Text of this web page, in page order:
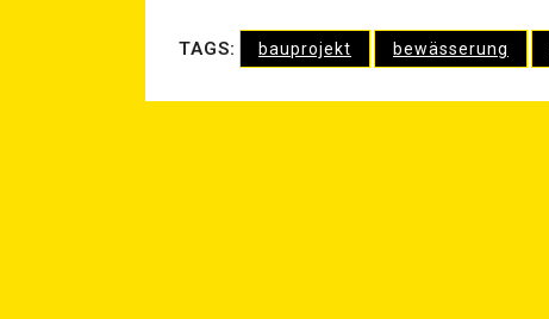
TAGS: bauprojekt bewässerung